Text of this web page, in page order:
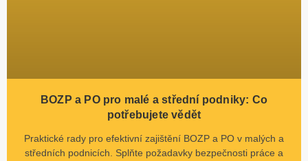
BOZP a PO pro malé a střední podniky: Co
potřebujete vědět
Praktické rady pro efektivní zajištění BOZP a PO v malých a
středních podnicích. Splňte požadavky bezpečnosti práce a